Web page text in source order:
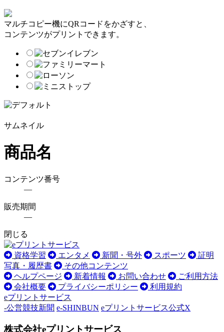
マルチコピー機にQRコードをかざすと、
コンテンツがプリントできます。
サムネイル
商品名
コンテンツ番号
―
販売期間
―
閉じる
資格学習 エンタメ 新聞・号外 スポーツ
証明
写真・履歴書
その他コンテンツ
ヘルプページ
新着情報 お問い合わせ
ご利用方法
会社概要
プライバシーポリシー
利用規約
eプリントサービス
-公営競技新聞 e-SHINBUN eプリントサービス公式X
株式会社eプリントサービス